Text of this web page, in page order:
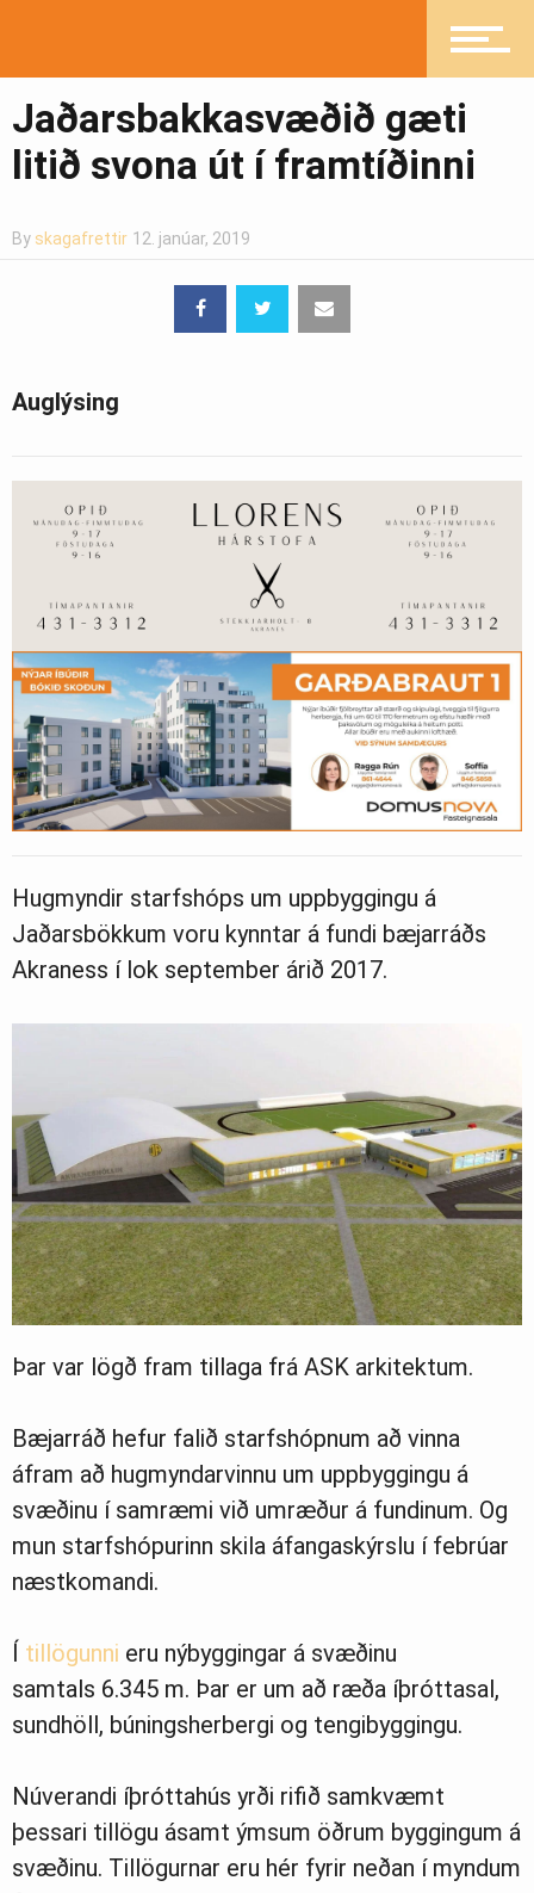
Jaðarsbakkasvæðið gæti
litið svona út í framtíðinni
By skagafrettir 12. janúar, 2019
Auglýsing
Hugmyndir starfshóps um uppbyggingu á
Jaðarsbökkum voru kynntar á fundi bæjarráðs
Akraness í lok september árið 2017.
Þar var lögð fram tillaga frá ASK arkitektum.
Bæjarráð hefur falið starfshópnum að vinna
áfram að hugmyndarvinnu um uppbyggingu á
svæðinu í samræmi við umræður á fundinum. Og
mun starfshópurinn skila áfangaskýrslu í febrúar
næstkomandi.
Í tillögunni eru nýbyggingar á svæðinu
samtals 6.345 m. Þar er um að ræða íþróttasal,
sundhöll, búningsherbergi og tengibyggingu.
Núverandi íþróttahús yrði rifið samkvæmt
þessari tillögu ásamt ýmsum öðrum byggingum á
svæðinu. Tillögurnar eru hér fyrir neðan í myndum